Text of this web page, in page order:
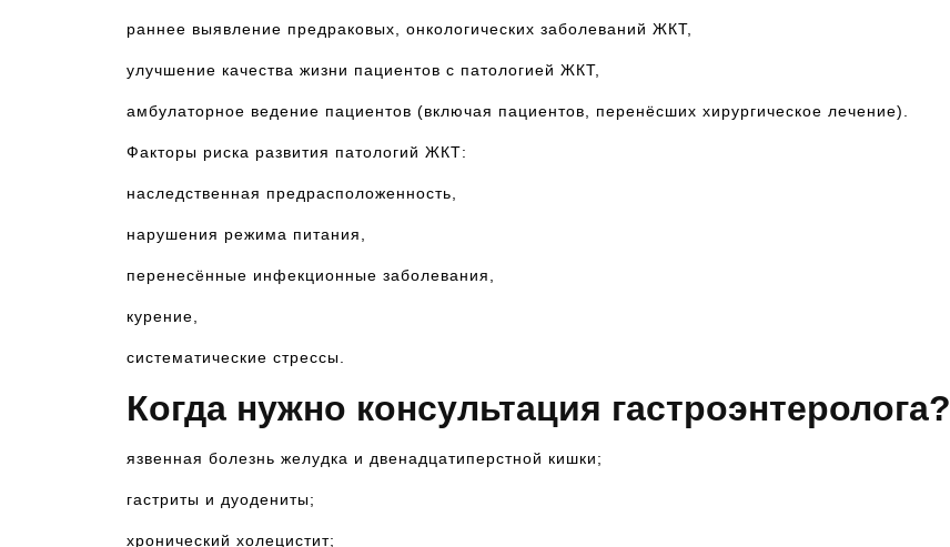
раннее выявление предраковых, онкологических заболеваний ЖКТ,
улучшение качества жизни пациентов с патологией ЖКТ,
амбулаторное ведение пациентов (включая пациентов, перенёсших хирургическое лечение).
Факторы риска развития патологий ЖКТ:
наследственная предрасположенность,
нарушения режима питания,
перенесённые инфекционные заболевания,
курение,
систематические стрессы.
Когда нужно консультация гастроэнтеролога?
язвенная болезнь желудка и двенадцатиперстной кишки;
гастриты и дуодениты;
хронический холецистит;